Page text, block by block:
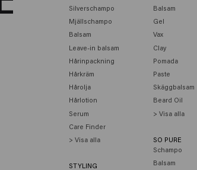
Silverschampo
Mjällschampo
Balsam
Leave-in balsam
Hårinpackning
Hårkräm
Hårolja
Hårlotion
Serum
Care Finder
> Visa alla
STYLING
Balsam
Gel
Vax
Clay
Pomada
Paste
Skäggbalsam
Beard Oil
> Visa alla
SO PURE
Schampo
Balsam